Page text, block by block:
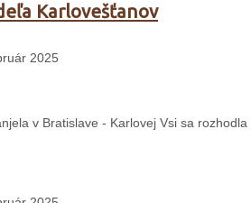
Karlovešťanov
2025
v Bratislave - Karlovej Vsi sa